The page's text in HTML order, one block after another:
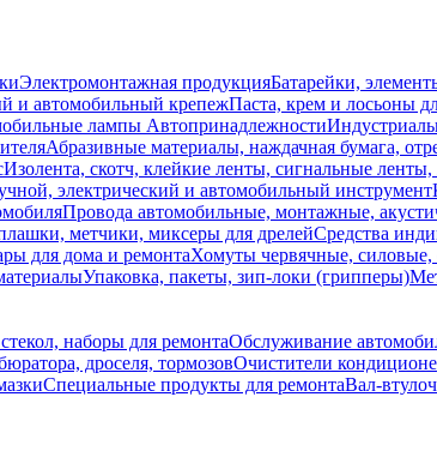
Электромонтажная продукцияБатарейки,
и автомобильный крепежПаста, крем и лосьоны
лампы Автопринадлежности
Абразивные материалы, наждачная бумага,
Изолента, скотч, клейкие ленты, сигнальные
электрический и автомобильный инструмент
Провода автомобильные, монтажные,
метчики, миксеры для дрелейСредства
для дома и ремонтаХомуты червячные, силовые,
Упаковка, пакеты, зип-локи (грипперы)
наборы для ремонтаОбслуживание
дроселя, тормозовОчистители
Специальные продукты для ремонтаВал-